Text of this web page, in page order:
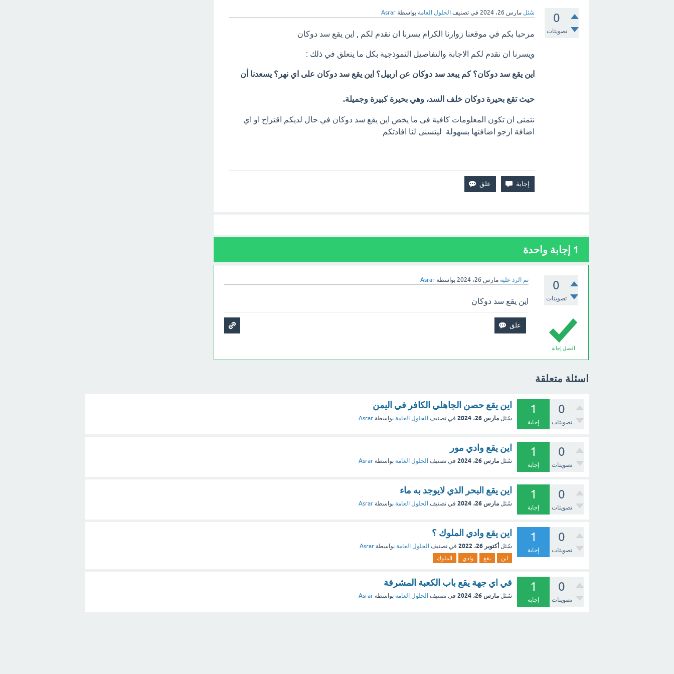
0
تصويتات
سُئل مارس 26، 2024 في تصنيف الحلول العامة بواسطة Asrar
مرحبا بكم في موقعنا زوارنا الكرام يسرنا ان نقدم لكم , اين يقع سد دوكان
ويسرنا ان نقدم لكم الاجابة والتفاصيل النموذجية بكل ما يتعلق في ذلك :
اين يقع سد دوكان؟ كم يبعد سد دوكان عن اربيل؟ اين يقع سد دوكان على اي نهر؟ يسعدنا أن
حيث تقع بحيرة دوكان خلف السد، وهي بحيرة كبيرة وجميلة.
نتمنى ان تكون المعلومات كافية في ما يخص اين يقع سد دوكان في حال لديكم اقتراح او اي
اضافة ارجو اضافتها بسهولة ليتسنى لنا افادتكم
1 إجابة واحدة
0
تصويتات
تم الرد عليه مارس 26، 2024 بواسطة Asrar
أفضل إجابة
اين يقع سد دوكان
اسئلة متعلقة
0
تصويتات
1
إجابة
اين يقع حصن الجاهلي الكافر في اليمن
سُئل مارس 26، 2024 في تصنيف الحلول العامة بواسطة Asrar
0
تصويتات
1
إجابة
اين يقع وادي مور
سُئل مارس 26، 2024 في تصنيف الحلول العامة بواسطة Asrar
0
تصويتات
1
إجابة
اين يقع البحر الذي لايوجد به ماء
سُئل مارس 26، 2024 في تصنيف الحلول العامة بواسطة Asrar
0
تصويتات
1
إجابة
اين يقع وادي الملوك ؟
سُئل أكتوبر 26، 2022 في تصنيف الحلول العامة بواسطة Asrar
اين يقع وادي الملوك
0
تصويتات
1
إجابة
في اي جهة يقع باب الكعبة المشرفة
سُئل مارس 26، 2024 في تصنيف الحلول العامة بواسطة Asrar